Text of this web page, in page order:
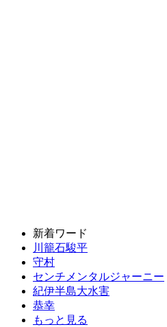
新着ワード
川籠石駿平
守村
センチメンタルジャーニー
紀伊半島大水害
恭幸
もっと見る